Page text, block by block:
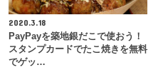
2020.3.18
PayPayを築地銀だこで使おう！
スタンプカードでたこ焼きを無料
でゲッ…